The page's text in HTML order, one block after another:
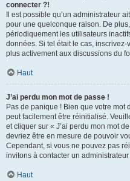
connecter ?!
Il est possible qu’un administrateur
pour une quelconque raison. De
périodiquement les utilisateurs
données. Si tel était le cas,
plus activement aux discussions du
Haut
J’ai perdu mon mot de passe !
Pas de panique ! Bien que votre mot
peut facilement être réinitialisé.
et cliquer sur « J’ai perdu mon mot
devriez être en mesure de pouvoir
Cependant, si vous ne pouvez pas
invitons à contacter un
Haut